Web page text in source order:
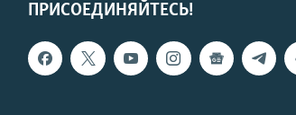
ПРИСОЕДИНЯЙТЕСЬ!